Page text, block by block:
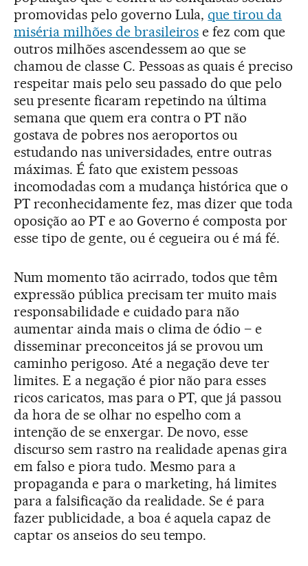
promovidas pelo governo Lula,que tirou da
miséria milhões de brasileiros e fez com que
outros milhões ascendessem ao que se
chamou de classe C. Pessoas as quais é preciso
respeitar mais pelo seu passado do que pelo
seu presente ficaram repetindo na última
semana que quem era contra o PT não
gostava de pobres nos aeroportos ou
estudando nas universidades, entre outras
máximas. É fato que existem pessoas
incomodadas com a mudança histórica que o
PT reconhecidamente fez, mas dizer que toda
oposição ao PT e ao Governo é composta por
esse tipo de gente, ou é cegueira ou é má fé.
Num momento tão acirrado, todos que têm
expressão pública precisam ter muito mais
responsabilidade e cuidado para não
aumentar ainda mais o clima de ódio – e
disseminar preconceitos já se provou um
caminho perigoso. Até a negação deve ter
limites. E a negação é pior não para esses
ricos caricatos, mas para o PT, que já passou
da hora de se olhar no espelho com a
intenção de se enxergar. De novo, esse
discurso sem rastro na realidade apenas gira
em falso e piora tudo. Mesmo para a
propaganda e para o marketing, há limites
para a falsificação da realidade. Se é para
fazer publicidade, a boa é aquela capaz de
captar os anseios do seu tempo.